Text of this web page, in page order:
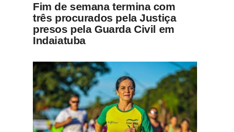
Fim de semana termina com
três procurados pela Justiça
presos pela Guarda Civil em
Indaiatuba